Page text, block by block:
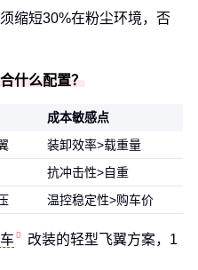
缩短30%在粉尘环境，否
什么配置？
成本敏感点
装卸效率>载重量
抗冲击性>自重
温控稳定性>购车价
改装的轻型飞翼方案，1